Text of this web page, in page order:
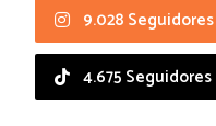
9.028 Seguidores
4.675 Seguidores